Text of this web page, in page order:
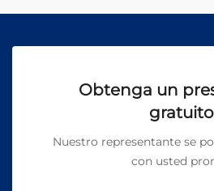
Obtenga un
gratuito
Nuestro representante se
con usted